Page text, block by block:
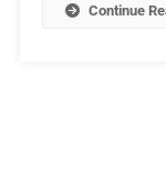
Continue